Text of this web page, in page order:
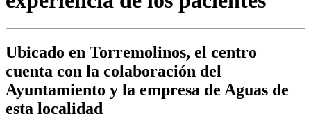
Ubicado en Torremolinos, el centro
cuenta con la colaboración del
Ayuntamiento y la empresa de Aguas de
esta localidad